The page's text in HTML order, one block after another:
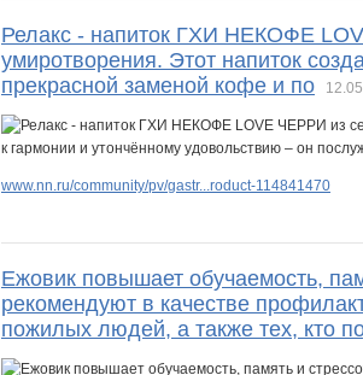
Релакс - напиток ГХИ НЕКОФЕ
умиротворения. Этот напиток
прекрасной заменой кофе и по
www.nn.ru/community/pv/gastr...roduct-114841470
Ежовик повышает обучаемость,
рекомендуют в качестве
пожилых людей, а также тех, кто